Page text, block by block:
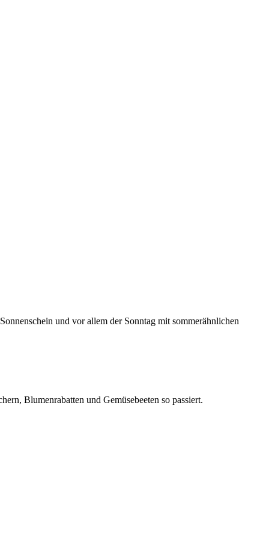
und vor allem der Sonntag mit sommerähnlichen
Blumenrabatten und Gemüsebeeten so passiert.